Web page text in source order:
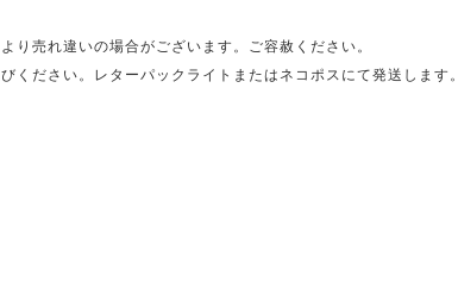
売れ違いの場合がございます。ご容赦ください。
ださい。レターパックライトまたはネコポスにて発送します。